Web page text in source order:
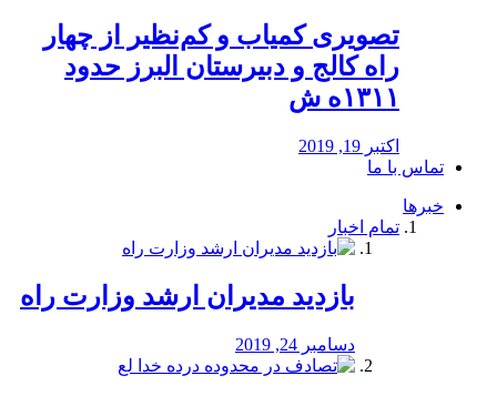
️تصویری کمیاب و کم‌نظیر از چهار
راه كالج و دبيرستان البرز حدود
۱۳۱۱ه ش
اکتبر 19, 2019
تماس با ما
خبرها
تمام اخبار
بازدید مدیران ارشد وزارت راه
دسامبر 24, 2019